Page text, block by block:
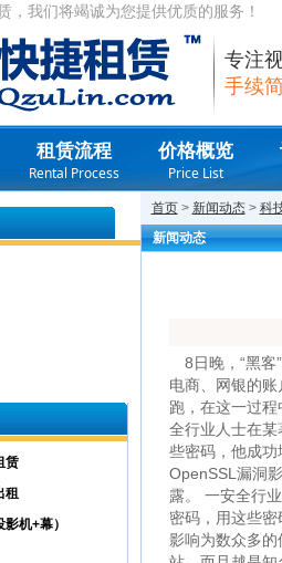
，我们将竭诚为您提供优质的服务！
专注
手续
租赁流程
Rental Process
价格概览
Price List
首页> 新闻动态> 科
新闻动态
8日晚，“黑客
电商、网银的
跑，在这一过
全行业人士在
些密码，他成
OpenSSL漏洞
露。 一安全行
密码，用这些
影响为数众多
赁
租
机+幕）